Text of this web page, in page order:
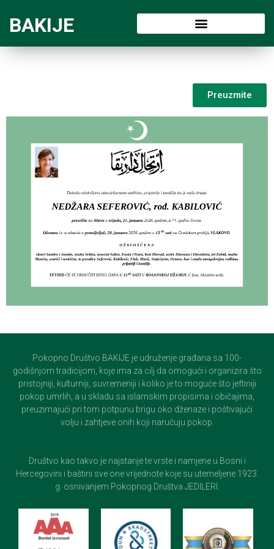
BAKIJE
Preuzmite
Pokopno Društvo BAKIJE je udruženje građana sa 100-
godišnjom tradicijom, koje ima za cilj da omogući i organizira što
pristojniji, kulturniji, suvremeniji i koliko je to moguće što jeftiniji
pokop umrlih, a u skladu sa islamskim propisima i običajima,
preuzimajući pri tom potpunu brigu oko dženaze i poštivajući
volju i zahtjeve onih koji naručuju pokop.
Društvo kao takvo je najstarije te vrste i namjene u Bosni i
Hercegovini i baštini sve one vrijednote koje su utemeljene 1923.
g. osnivanjem Pokopnog Društva JEDILERI.